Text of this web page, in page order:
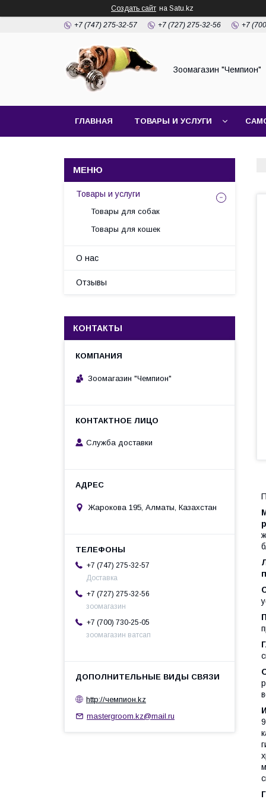
Создать сайт на Satu.kz
+7 (747) 275-32-57 +7 (727) 275-32-56 +7
Зоомагазин "Чемпион"
ГЛАВНАЯ ТОВАРЫ И УСЛУГИ
Товары и услуги
Товары для собак
Товары для кошек
О нас
Отзывы
КОНТАКТЫ
Зоомагазин "Чемпион"
Служба доставки
Жарокова 195, Алматы, Казахстан
+7 (747) 275-32-57
Доставка
+7 (727) 275-32-56
зоомагазин
+7 (700) 730-25-05
зоомагазин ватсап
http://чемпион.kz
mastergroom.kz@mail.ru